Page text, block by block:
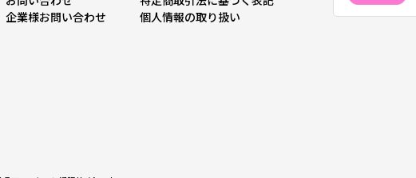
企業様お問い合わせ
個人情報の取り扱い